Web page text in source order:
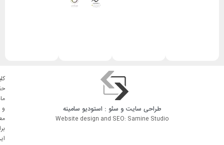
طراحی سایت و سئو : استودیو سامینه
Website design and SEO: Samine Studio
و